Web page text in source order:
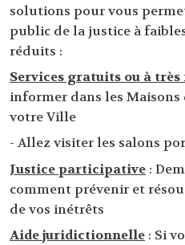
solutions pour vous
public de la justice à
réduits :
Services gratuits ou à
informer dans les Maisons
votre Ville
- Allez visiter les salons
Justice participative :
comment prévenir et
de vos inétrêts
Aide juridictionnelle : Si